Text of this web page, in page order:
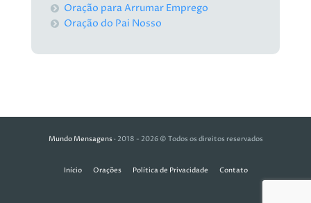
Oração para Arrumar Emprego
Oração do Pai Nosso
Mundo Mensagens· 2018 - 2026 © Todos os direitos reservados
Início Orações Política de Privacidade Contato